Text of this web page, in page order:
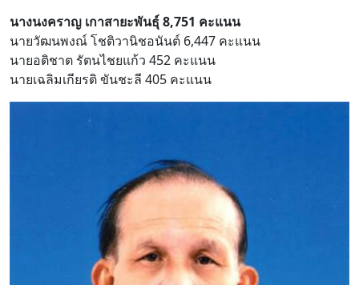
นางนงคราญ เกาสายะพันธุ์ 8,751 คะแนน
นายวัฒนพงณ์ โชติวานิชอนันต์ 6,447 คะแนน
นายอติชาต รัตนไชยแก้ว 452 คะแนน
นายเฉลิมเกียรติ ขันชะลี 405 คะแนน